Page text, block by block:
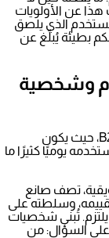
هذا عن الأولويات
الذي يلصق
بطيئة يُبلّغ عن
وشخصية
يكتسب هذا التمييز أهمية قصوى في سياقات B2B، حيث يكون
يوميًا كثيرًا ما
تصف صانع
تقييمه، وسلطته على
يلتزم. تُبنى شخصيات
على السؤال: من